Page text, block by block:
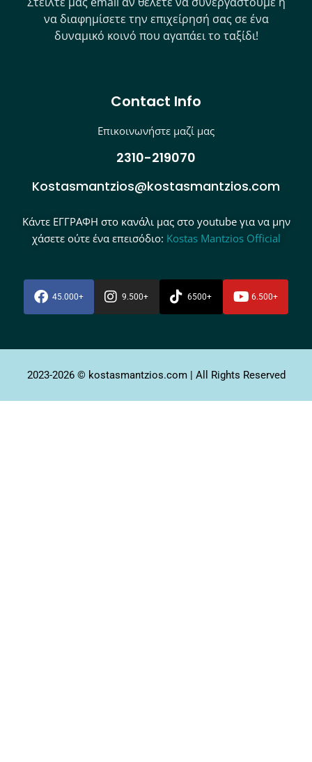
να διαφημίσετε την επιχείρησή σας σε ένα
δυναμικό κοινό που αγαπάει το ταξίδι!
Contact Info
Επικοινωνήστε μαζί μας
2310-219070
Kostasmantzios@kostasmantzios.com
Κάντε ΕΓΓΡΑΦΗ στο κανάλι μας στο youtube για να μην
χάσετε ούτε ένα επεισόδιο: Kostas Mantzios Official
45.000+ 9.500+ 6500+ 6.500+
2023-2026 © kostasmantzios.com | All Rights Reserved